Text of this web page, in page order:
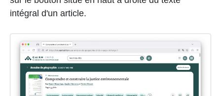
intégral d'un article.